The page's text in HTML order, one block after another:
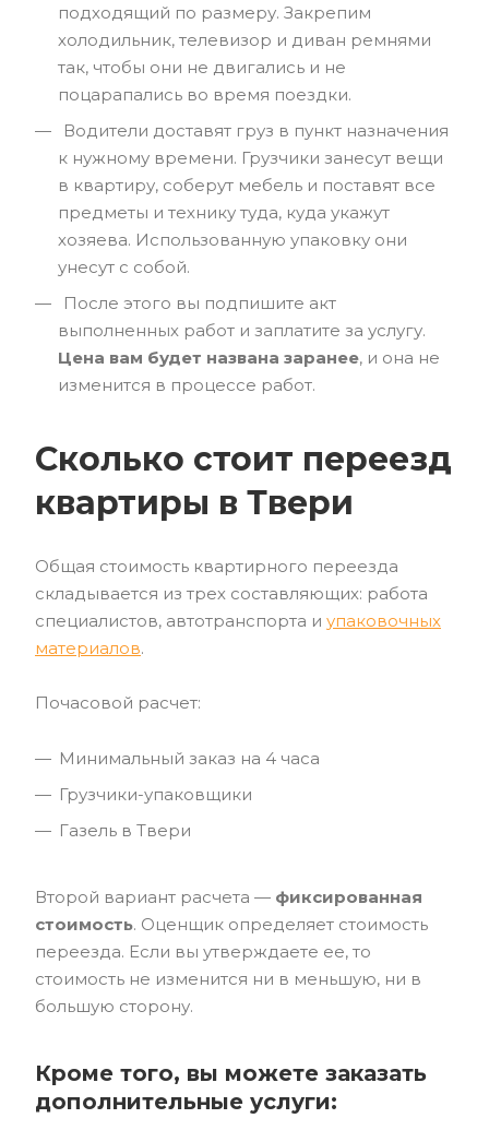
подходящий по размеру. Закрепим
холодильник, телевизор и диван ремнями
так, чтобы они не двигались и не
поцарапались во время поездки.
Водители доставят груз в пункт назначения
к нужному времени. Грузчики занесут вещи
в квартиру, соберут мебель и поставят все
предметы и технику туда, куда укажут
хозяева. Использованную упаковку они
унесут с собой.
После этого вы подпишите акт
выполненных работ и заплатите за услугу.
Цена вам будет названа заранее, и она не
изменится в процессе работ.
Сколько стоит переезд
квартиры в Твери
Общая стоимость квартирного переезда
складывается из трех составляющих: работа
специалистов, автотранспорта и упаковочных
материалов.
Почасовой расчет:
Минимальный заказ на 4 часа
Грузчики-упаковщики
Газель в Твери
Второй вариант расчета — фиксированная
стоимость. Оценщик определяет стоимость
переезда. Если вы утверждаете ее, то
стоимость не изменится ни в меньшую, ни в
большую сторону.
Кроме того, вы можете заказать
дополнительные услуги: